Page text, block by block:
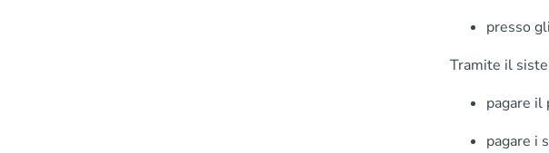
presso
Tramite il
pagare il
pagare i